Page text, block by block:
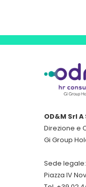
OD&M Srl
Direzione e
Gi Group
Sede legale:
Piazza IV